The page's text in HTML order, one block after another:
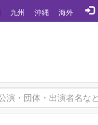
九州 沖縄 海外